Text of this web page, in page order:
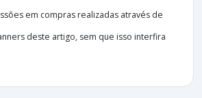
em compras realizadas através de
deste artigo, sem que isso interfira